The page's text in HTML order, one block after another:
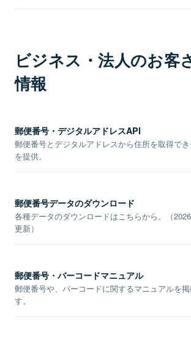
ビジネス・法人のお客
情報
郵便番号・デジタルアドレスAPI
郵便番号とデジタルアドレスから住所を取得で
を提供。
郵便番号データのダウンロード
各種データのダウンロードはこちらから。（
更新）
郵便番号・バーコードマニュアル
郵便番号や、バーコードに関するマニュアルを掲
す。